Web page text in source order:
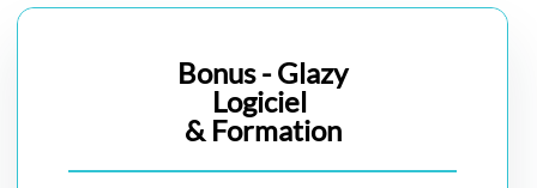
Bonus - Glazy
Logiciel
& Formation